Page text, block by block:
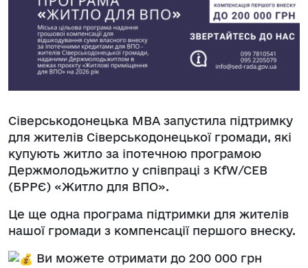
Сіверськодонецька МВА запустила підтримку
для жителів Сіверськодонецької громади, які
купують житло за іпотечною програмою
Держмолодьжитло у співпраці з KfW/CEB
(БРРЄ) «Житло для ВПО».
Це ще одна програма підтримки для жителів
нашої громади з компенсації першого внеску.
Ви можете отримати до 200 000 грн